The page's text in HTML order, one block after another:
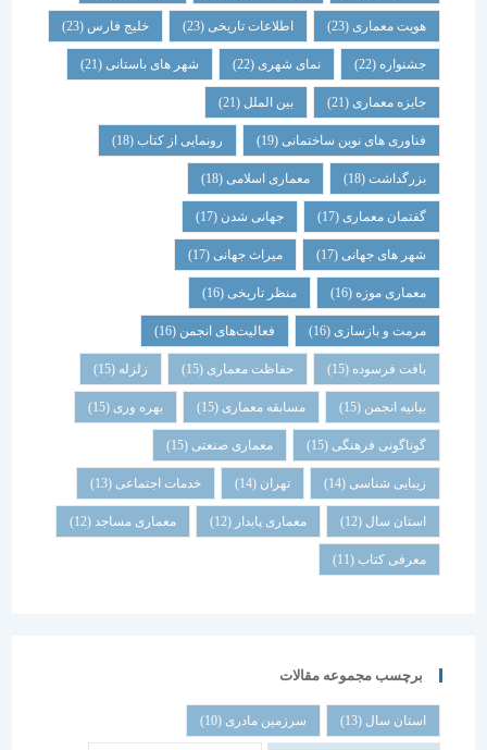
هویت معماری (23) اطلاعات تاریخی(23) خلیج فارس(23)
جشنواره(22) نمای شهری(22) شهر های باستانی (21)
جایزه معماری (21) بین الملل(21)
فناوری های نوین ساختمانی(19) رونمایی از کتاب (18)
بزرگداشت (18) معماری اسلامی(18)
گفتمان معماری (17) جهانی شدن(17)
شهر های جهانی(17) میراث جهانی(17)
معماری موزه(16) منظر تاریخی (16)
مرمت و بازسازی(16) فعالیت‌های انجمن(16)
بافت فرسوده (15) حفاظت معماری (15) زلزله
بیانیه انجمن(15) مسابقه معماری (15) بهره وری(15)
گوناگونی فرهنگی (15) معماری صنعتی(15)
زیبایی شناسی (14) تهران خدمات اجتماعی (13)
استان سال(12) معماری پایدار (12) معماری مساجد(12)
معرفی کتاب(11)
برچسب مجموعه مقالات
استان سال(13) سرزمین مادری(10)